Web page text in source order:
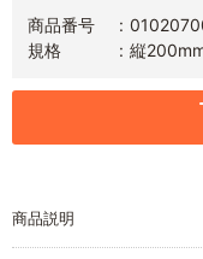
商品番号
規格
縦
商品説明